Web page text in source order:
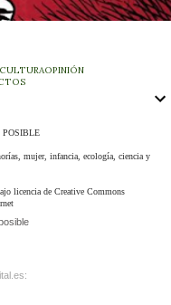
CULTURAOPINIÓN
POSIBLE
mujer, infancia, ecología, ciencia y
licencia de Creative Commons